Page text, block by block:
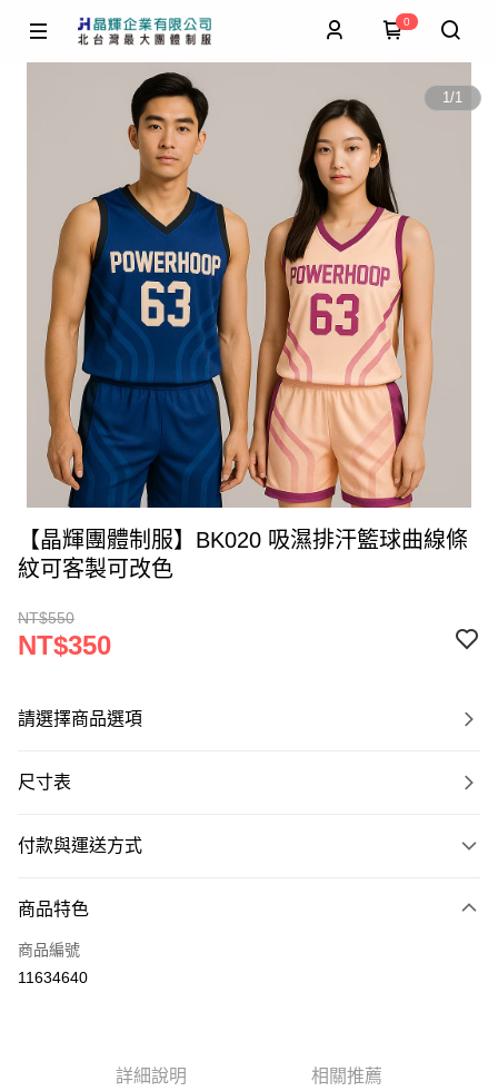
0
1/1
【晶輝團體制服】BK020 吸濕排汗籃球曲線條
紋可客製可改色
NT$550
NT$350
請選擇商品選項
尺寸表
付款與運送方式
信用卡一次付款
運送方式
商品特色
商品編號
11634640
詳細說明 相關推薦